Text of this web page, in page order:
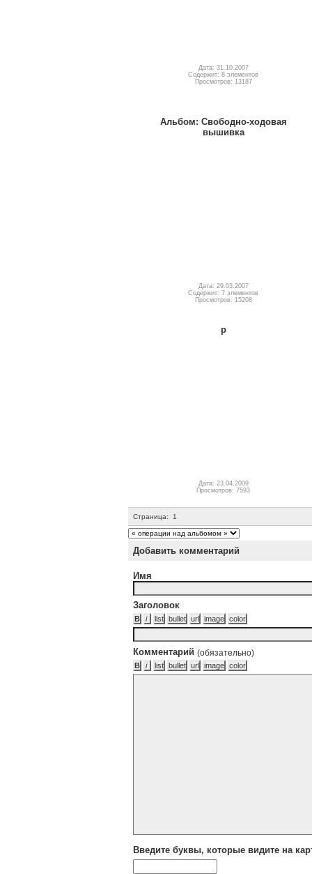
Дата: 31.10.2007
Содержит: 8 элементов
Просмотров: 13187
Альбом: Свободно-ходовая
вышивка
Дата: 29.03.2007
Содержит: 7 элементов
Просмотров: 15208
p
Дата: 23.04.2009
Просмотров: 7593
Страница: 1
Добавить комментарий
Имя
Заголовок
Комментарий (обязательно)
Введите буквы, которые видите на